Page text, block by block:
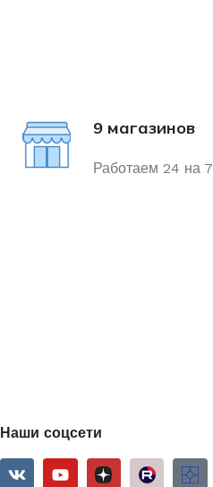
9 магазинов
Работаем 24 на 7
Наши соцсети